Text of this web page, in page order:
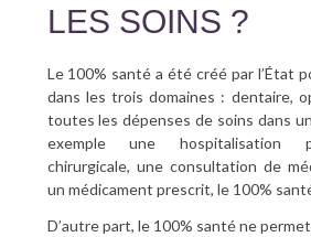
LES SOINS ?
Le 100% santé a été créé par l’État
dans les trois domaines : dentaire,
toutes les dépenses de soins dans
exemple une hospitalisation
chirurgicale, une consultation de
un médicament prescrit, le 100%
D’autre part, le 100% santé ne